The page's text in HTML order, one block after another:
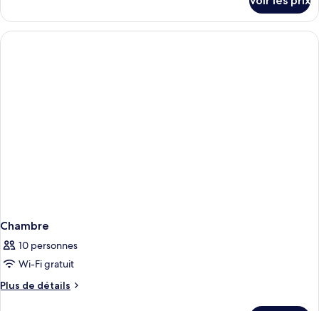
le
type
de
Chambre
10 personnes
Wi-Fi gratuit
Plus de détails
Plus